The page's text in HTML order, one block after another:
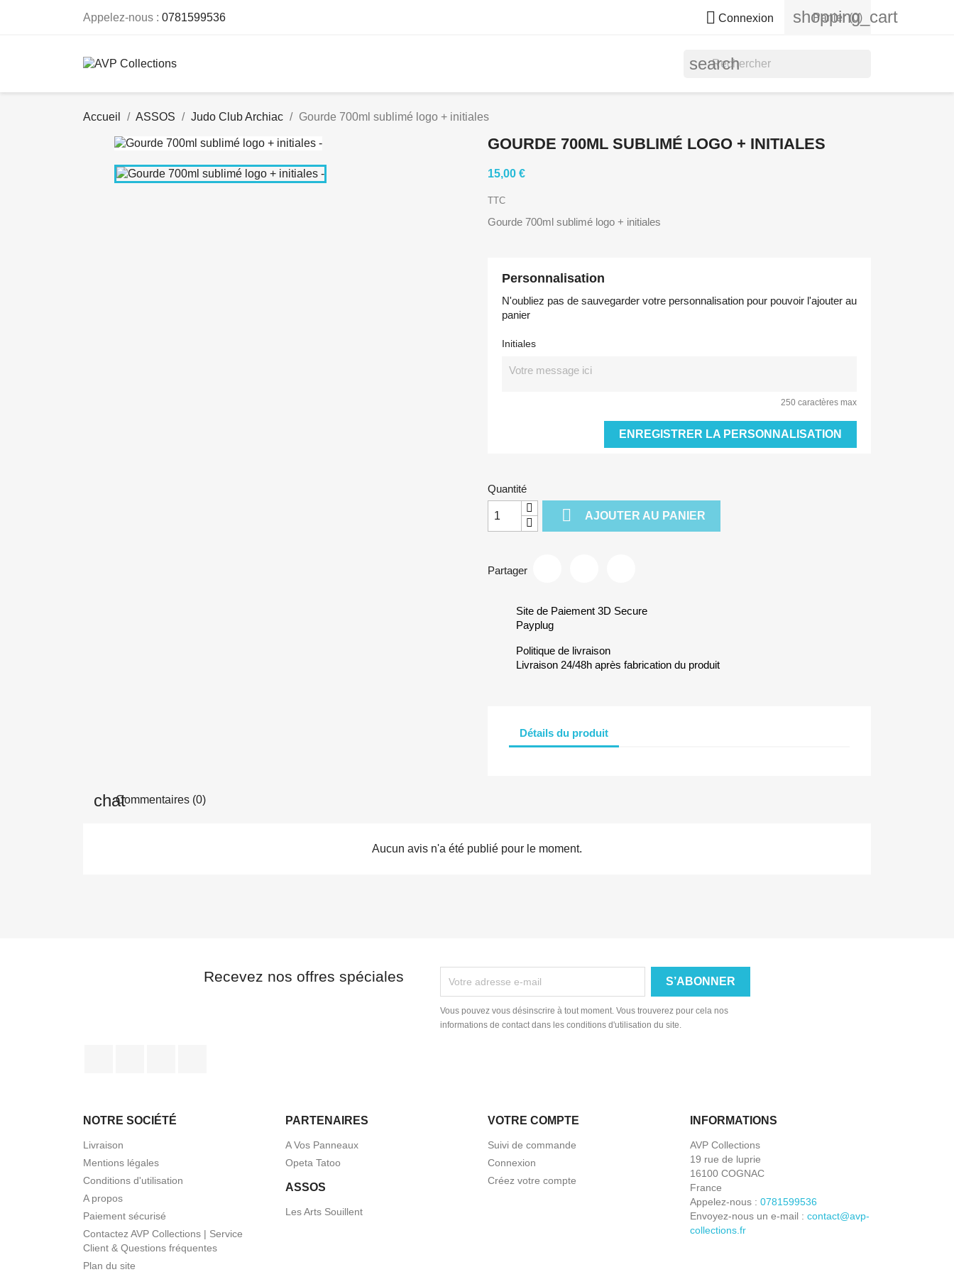
Appelez-nous : 0781599536  Connexion shopping_cart
Panier (0)
search
Accueil ASSOS Judo Club Archiac Gourde 700ml sublimé logo + initiales
GOURDE 700ML SUBLIMÉ LOGO + INITIALES
15,00 €
TTC
Gourde 700ml sublimé logo + initiales
Personnalisation
N'oubliez pas de sauvegarder votre personnalisation pour pouvoir l'ajouter au
panier
Initiales
250 caractères max
ENREGISTRER LA PERSONNALISATION
Quantité
 AJOUTER AU PANIER
Partager
Site de Paiement 3D Secure
Payplug
Politique de livraison
Livraison 24/48h après fabrication du produit
Détails du produit
Commentaires (0)
Aucun avis n'a été publié pour le moment.
Recevez nos offres spéciales
Vous pouvez vous désinscrire à tout moment. Vous trouverez pour cela nos
informations de contact dans les conditions d'utilisation du site.
NOTRE SOCIÉTÉ
Livraison
Mentions légales
Conditions d'utilisation
A propos
Paiement sécurisé
Contactez AVP Collections | Service
Client & Questions fréquentes
Plan du site
PARTENAIRES
A Vos Panneaux
Opeta Tatoo
ASSOS
Les Arts Souillent
VOTRE COMPTE
Suivi de commande
Connexion
Créez votre compte
INFORMATIONS
AVP Collections
19 rue de luprie
16100 COGNAC
France
Appelez-nous : 0781599536
Envoyez-nous un e-mail : contact@avp-
collections.fr